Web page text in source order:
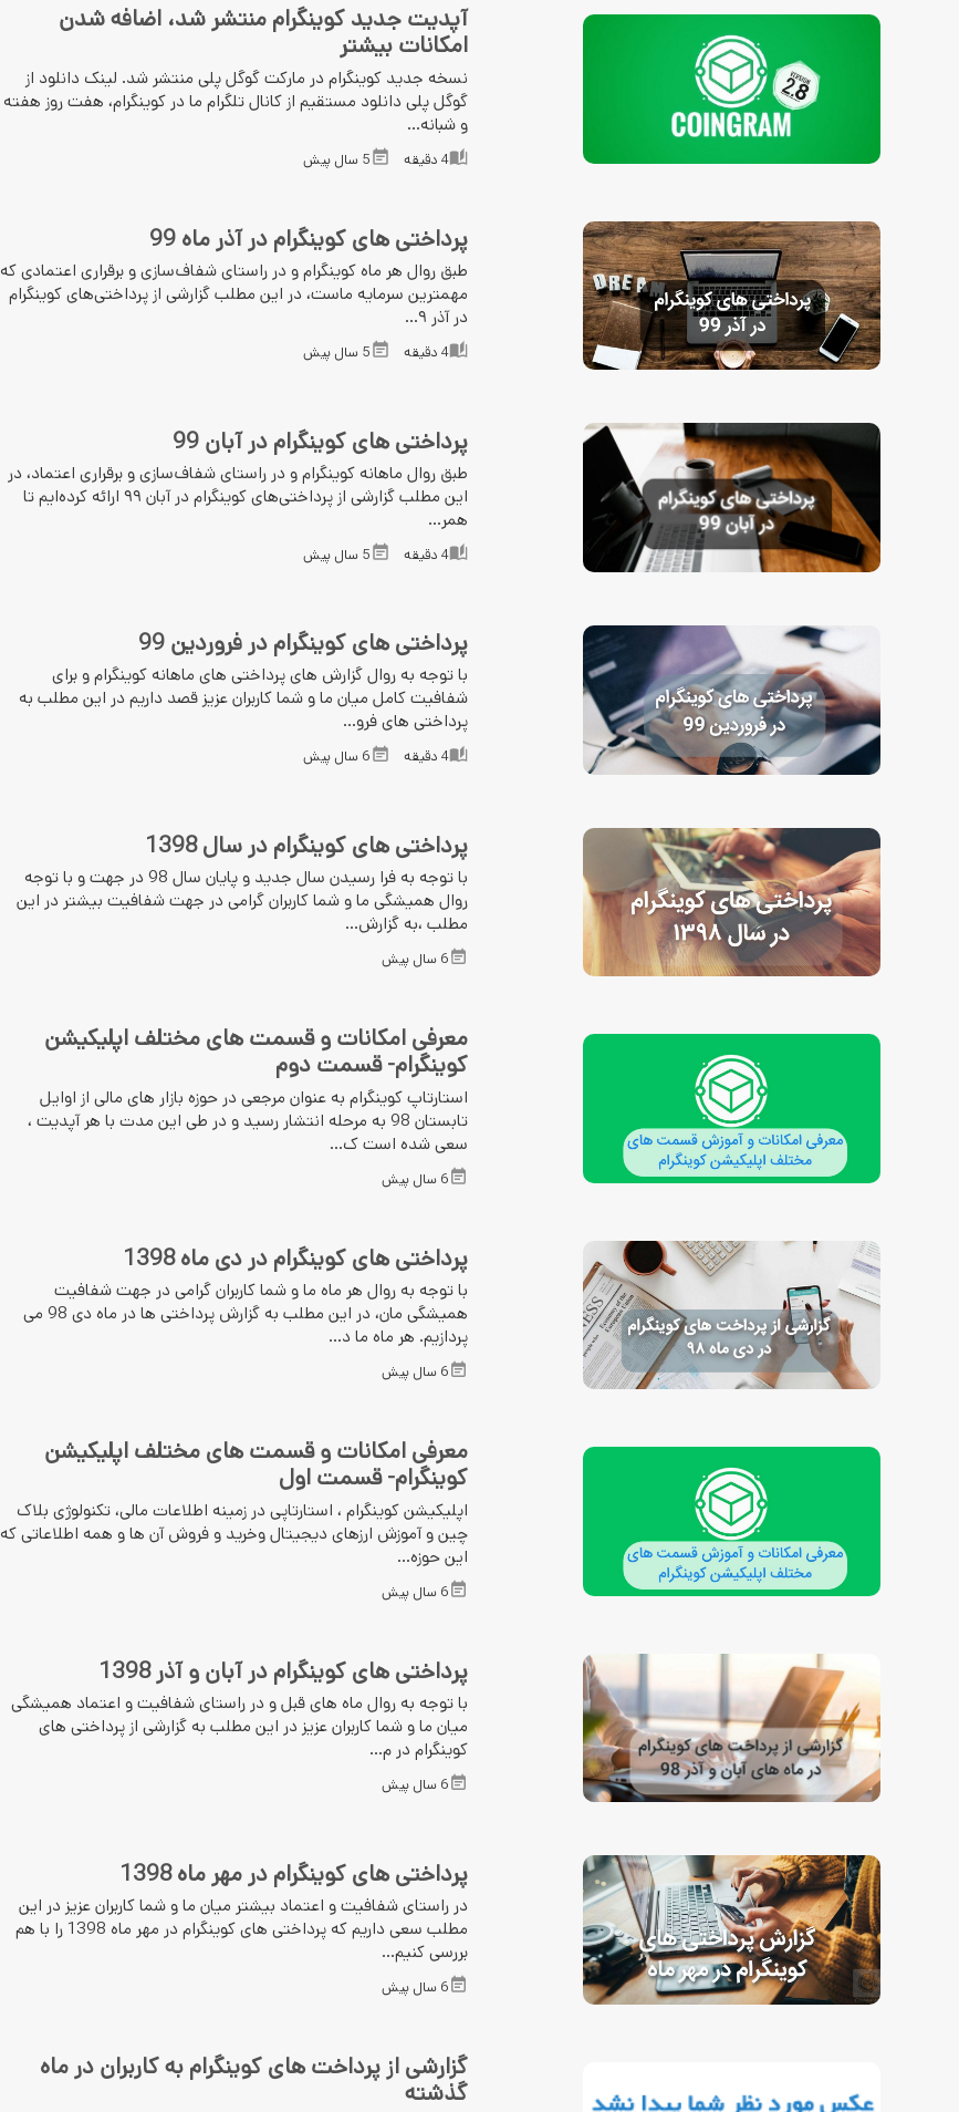
آپدیت جدید کوینگرام منتشر شد، اضافه شدن
امکانات بیشتر
نسخه جدید کوینگرام در مارکت گوگل پلی منتشر شد. لینک دانلود از
گوگل پلی دانلود مستقیم از کانال تلگرام ما در کوینگرام، هفت روز هفته
و شبانه...
4 دقیقه 5 سال پیش
پرداختی های کوینگرام در آذر ماه 99
طبق روال هر ماه کوینگرام و در راستای شفاف‌سازی و برقراری اعتمادی که
مهمترین سرمایه ماست، در این مطلب گزارشی از پرداختی‌های کوینگرام
در آذر ۹...
4 دقیقه 5 سال پیش
پرداختی های کوینگرام در آبان 99
طبق روال ماهانه کوینگرام و در راستای شفاف‌سازی و برقراری اعتماد، در
این مطلب گزارشی از پرداختی‌های کوینگرام در آبان ۹۹ ارائه کرده‌ایم تا
همر...
4 دقیقه 5 سال پیش
پرداختی های کوینگرام در فروردین 99
با توجه به روال گزارش های پرداختی های ماهانه کوینگرام و برای
شفافیت کامل میان ما و شما کاربران عزیز قصد داریم در این مطلب به
پرداختی های فرو...
4 دقیقه 6 سال پیش
پرداختی های کوینگرام در سال 1398
با توجه به فرا رسیدن سال جدید و پایان سال 98 در جهت و با توجه
روال همیشگی ما و شما کاربران گرامی در جهت شفافیت بیشتر در این
مطلب ،به گزارش...
6 سال پیش
معرفی امکانات و قسمت های مختلف اپلیکیشن
کوینگرام- قسمت دوم
استارتاپ کوینگرام به عنوان مرجعی در حوزه بازار های مالی از اوایل
تابستان 98 به مرحله انتشار رسید و در طی این مدت با هر آپدیت ،
سعی شده است ک...
6 سال پیش
پرداختی های کوینگرام در دی ماه 1398
با توجه به روال هر ماه ما و شما کاربران گرامی در جهت شفافیت
همیشگی مان، در این مطلب به گزارش پرداختی ها در ماه دی 98 می
پردازیم. هر ماه ما د...
6 سال پیش
معرفی امکانات و قسمت های مختلف اپلیکیشن
کوینگرام- قسمت اول
اپلیکیشن کوینگرام ، استارتاپی در زمینه اطلاعات مالی، تکنولوژی بلاک
چین و آموزش ارزهای دیجیتال وخرید و فروش آن ها و همه اطلاعاتی که
این حوزه...
6 سال پیش
پرداختی های کوینگرام در آبان و آذر 1398
با توجه به روال ماه های قبل و در راستای شفافیت و اعتماد همیشگی
میان ما و شما کاربران عزیز در این مطلب به گزارشی از پرداختی های
کوینگرام در م...
6 سال پیش
پرداختی های کوینگرام در مهر ماه 1398
در راستای شفافیت و اعتماد بیشتر میان ما و شما کاربران عزیز در این
مطلب سعی داریم که پرداختی های کوینگرام در مهر ماه 1398 را با هم
بررسی کنیم...
6 سال پیش
گزارشی از پرداخت های کوینگرام به کاربران در ماه
گذشته